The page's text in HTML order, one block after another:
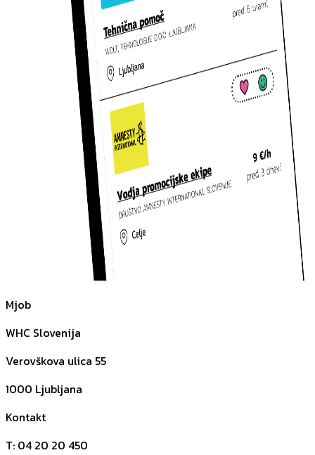
Mjob
WHC Slovenija
Verovškova ulica 55
1000 Ljubljana
Kontakt
T: 04 20 20 450